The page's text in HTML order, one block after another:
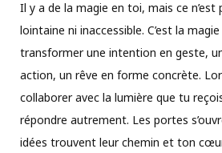
Il y a de la magie en toi, mais ce n’est
lointaine ni inaccessible. C’est la
transformer une intention en geste,
action, un rêve en forme concrète.
collaborer avec la lumière que tu
répondre autrement. Les portes
idées trouvent leur chemin et ton